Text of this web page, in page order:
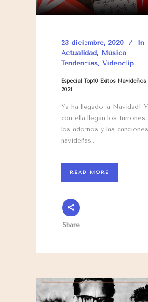
23 diciembre, 2020
In
Actualidad, Música,
Tendencias, Videoclip
Especial Top10 Éxitos Navideños
2021
Ya ha llegado la Navidad! Y
con ella llegan los turrones,
los adornos y las canciones
navideñas…
READ MORE
Share